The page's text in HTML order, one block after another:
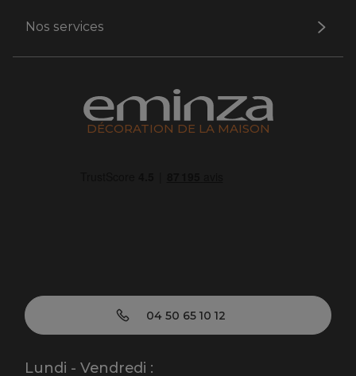
Nos services
DÉCORATION DE LA MAISON
04 50 65 10 12
Lundi - Vendredi :